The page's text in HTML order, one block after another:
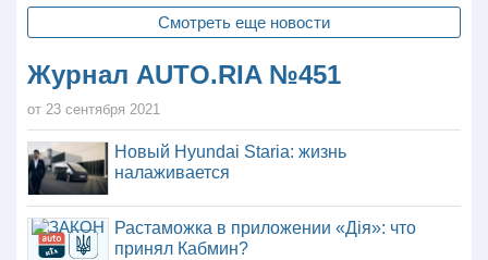
Смотреть еще новости
Журнал AUTO.RIA №451
от 23 сентября 2021
Новый Hyundai Staria: жизнь
налаживается
Растаможка в приложении «Дія»: что
принял Кабмин?